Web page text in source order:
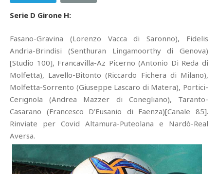
Serie D Girone H:
Fasano-Gravina (Lorenzo Vacca di Saronno), Fidelis
Andria-Brindisi (Senthuran Lingamoorthy di Genova)
[Studio 100], Francavilla-Az Picerno (Antonio Di Reda di
Molfetta), Lavello-Bitonto (Riccardo Fichera di Milano),
Molfetta-Sorrento (Giuseppe Lascaro di Matera), Portici-
Cerignola (Andrea Mazzer di Conegliano), Taranto-
Casarano (Francesco D’Eusanio di Faenza)[Canale 85].
Rinviate per Covid Altamura-Puteolana e Nardò-Real
Aversa.